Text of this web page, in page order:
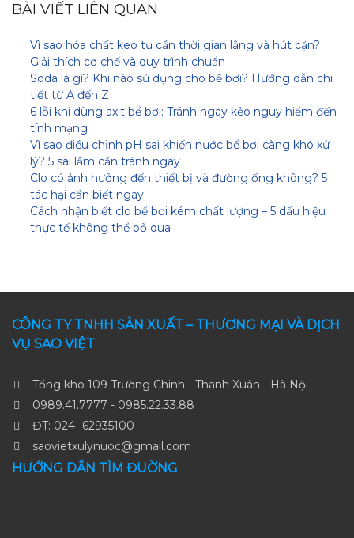
BÀI VIẾT LIÊN QUAN
Vì sao hóa chất keo tụ cần thời gian lắng và hút cặn?
Giải thích cơ chế và quy trình chuẩn
Soda là gì? Khi nào sử dụng cho bể bơi? Hướng dẫn chi
tiết từ A đến Z
6 lỗi khi dùng axit bể bơi: Tránh ngay kẻo nguy hiểm đến
tính mạng
Vì sao điều chỉnh pH sai khiến nước bể bơi càng khó xử
lý? 5 sai lầm cần tránh ngay
Clo có ảnh hưởng đến thiết bị và đường ống không? 5
tác hại cần biết ngay
Cách nhận biết clo bể bơi kém chất lượng – 5 dấu hiệu
thực tế không thể bỏ qua
CÔNG TY TNHH SẢN XUẤT – THƯƠNG MẠI VÀ DỊCH
VỤ SAO VIỆT
Tổng kho 109 Trường Chinh - Thanh Xuân - Hà Nội
0989.41.7777 - 0985.22.33.88
ĐT: 024 -62935100
saovietxulynuoc@gmail.com
HƯỚNG DẪN TÌM ĐUỜNG